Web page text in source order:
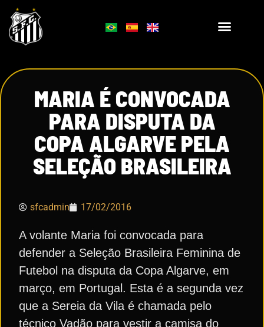
MARIA É CONVOCADA
PARA DISPUTA DA
COPA ALGARVE PELA
SELEÇÃO BRASILEIRA
sfcadmin 17/02/2016
A volante Maria foi convocada para
defender a Seleção Brasileira Feminina de
Futebol na disputa da Copa Algarve, em
março, em Portugal. Esta é a segunda vez
que a Sereia da Vila é chamada pelo
técnico Vadão para vestir a camisa do